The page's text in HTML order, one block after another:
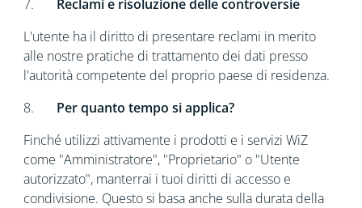
7.
Reclami e risoluzione delle controversie
L'utente ha il diritto di presentare reclami in merito
alle nostre pratiche di trattamento dei dati presso
l'autorità competente del proprio paese di residenza.
8. Per quanto tempo si applica?
Finché utilizzi attivamente i prodotti e i servizi WiZ
come "Amministratore", "Proprietario" o "Utente
autorizzato", manterrai i tuoi diritti di accesso e
condivisione. Questo si basa anche sulla durata della